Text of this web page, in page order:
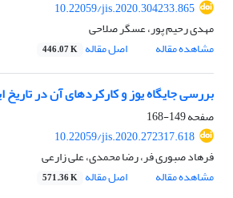
10.22059/jis.2020.304233.865
مهدی رحیم پور، عسگر صلاحی
مشاهده مقاله
اصل مقاله 446.07 K
بررسی جایگاه یوز و کارکردهای آن در تاریخ
صفحه149-168
10.22059/jis.2020.272317.618
فرهاد صبوری فر، رضا محمدی، علی زارعی
مشاهده مقاله
اصل مقاله 571.36 K